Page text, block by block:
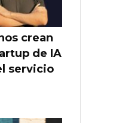
crean
de IA
servicio